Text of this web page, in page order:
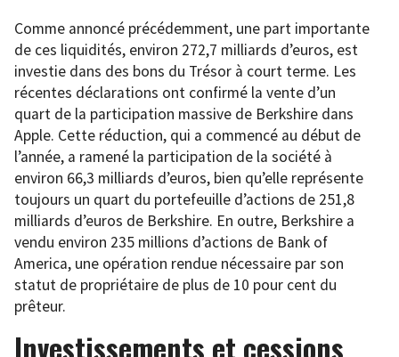
Comme annoncé précédemment, une part importante
de ces liquidités, environ 272,7 milliards d’euros, est
investie dans des bons du Trésor à court terme. Les
récentes déclarations ont confirmé la vente d’un
quart de la participation massive de Berkshire dans
Apple. Cette réduction, qui a commencé au début de
l’année, a ramené la participation de la société à
environ 66,3 milliards d’euros, bien qu’elle représente
toujours un quart du portefeuille d’actions de 251,8
milliards d’euros de Berkshire. En outre, Berkshire a
vendu environ 235 millions d’actions de Bank of
America, une opération rendue nécessaire par son
statut de propriétaire de plus de 10 pour cent du
prêteur.
Investissements et cessions